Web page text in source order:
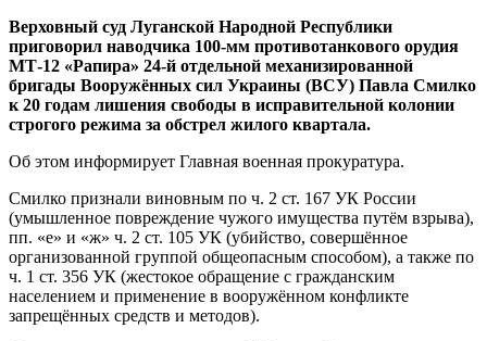
Верховный суд Луганской Народной Республики
приговорил наводчика 100-мм противотанкового орудия
МТ-12 «Рапира» 24-й отдельной механизированной
бригады Вооружённых сил Украины (ВСУ) Павла Смилко
к 20 годам лишения свободы в исправительной колонии
строгого режима за обстрел жилого квартала.
Об этом информирует Главная военная прокуратура.
Смилко признали виновным по ч. 2 ст. 167 УК России
(умышленное повреждение чужого имущества путём взрыва),
пп. «е» и «ж» ч. 2 ст. 105 УК (убийство, совершённое
организованной группой общеопасным способом), а также по
ч. 1 ст. 356 УК (жестокое обращение с гражданским
населением и применение в вооружённом конфликте
запрещённых средств и методов).